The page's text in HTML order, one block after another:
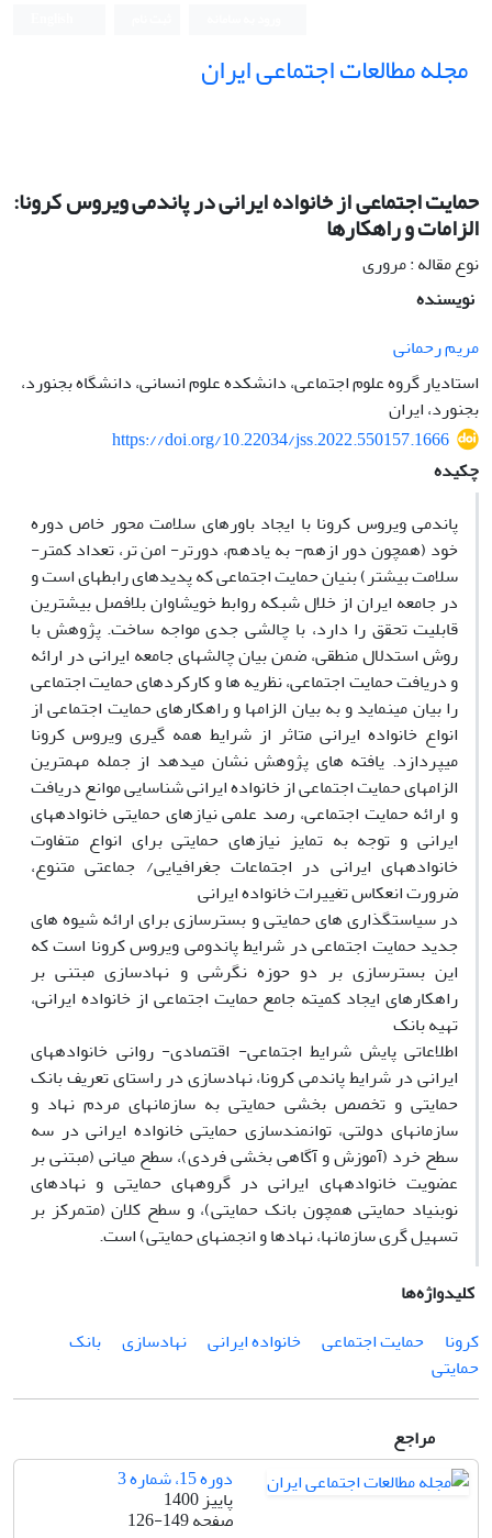
مجله مطالعات اجتماعی ایران
حمایت اجتماعی از خانواده ایرانی در پاندمی ویروس کرونا:
الزامات و راهکارها
نوع مقاله : مروری
نویسنده
مریم رحمانی
استادیار گروه علوم اجتماعی، دانشکده علوم انسانی، دانشگاه بجنورد،
بجنورد، ایران
https://doi.org/10.22034/jss.2022.550157.1666
چکیده
پاندمی ویروس کرونا با ایجاد باورهای سلامت محور خاص دوره
خود (همچون دور ازهم- به یادهم، دورتر- امن تر، تعداد کمتر-
سلامت بیشتر) بنیان حمایت اجتماعی که پدیدهای رابطهای است و
در جامعه ایران از خلال شبکه روابط خویشاوان بلافصل بیشترین
قابلیت تحقق را دارد، با چالشی جدی مواجه ساخت. پژوهش با
روش استدلال منطقی، ضمن بیان چالشهای جامعه ایرانی در ارائه
و دریافت حمایت اجتماعی، نظریه ها و کارکردهای حمایت اجتماعی
را بیان مینماید و به بیان الزامها و راهکارهای حمایت اجتماعی از
انواع خانواده ایرانی متاثر از شرایط همه گیری ویروس کرونا
میپردازد. یافته های پژوهش نشان میدهد از جمله مهمترین
الزامهای حمایت اجتماعی از خانواده ایرانی شناسایی موانع دریافت
و ارائه حمایت اجتماعی، رصد علمی نیازهای حمایتی خانوادههای
ایرانی و توجه به تمایز نیازهای حمایتی برای انواع متفاوت
خانوادههای ایرانی در اجتماعات جغرافیایی/ جماعتی متنوع،
ضرورت انعکاس تغییرات خانواده ایرانی
در سیاستگذاری های حمایتی و بسترسازی برای ارائه شیوه های
جدید حمایت اجتماعی در شرایط پاندومی ویروس کرونا است که
این بسترسازی بر دو حوزه نگرشی و نهادسازی مبتنی بر
راهکارهای ایجاد کمیته جامع حمایت اجتماعی از خانواده ایرانی،
تهیه بانک
اطلاعاتی پایش شرایط اجتماعی- اقتصادی- روانی خانوادههای
ایرانی در شرایط پاندمی کرونا، نهادسازی در راستای تعریف بانک
حمایتی و تخصص بخشی حمایتی به سازمانهای مردم نهاد و
سازمانهای دولتی، توانمندسازی حمایتی خانواده ایرانی در سه
سطح خرد (آموزش و آگاهی بخشی فردی)، سطح میانی (مبتنی بر
عضویت خانوادههای ایرانی در گروههای حمایتی و نهادهای
نوبنیاد حمایتی همچون بانک حمایتی)، و سطح کلان (متمرکز بر
تسهیل گری سازمانها، نهادها و انجمنهای حمایتی) است.
کلیدواژه‌ها
کرونا
حمایت اجتماعی خانواده ایرانی نهادسازی
بانک
حمایتی
مراجع
دوره 15، شماره 3
پاییز 1400
صفحه126-149